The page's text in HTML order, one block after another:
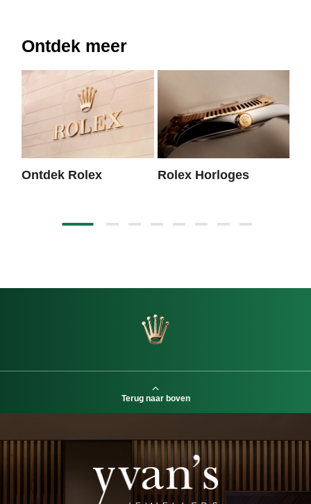
Ontdek meer
Ontdek Rolex Rolex Horloges
Terug naar boven